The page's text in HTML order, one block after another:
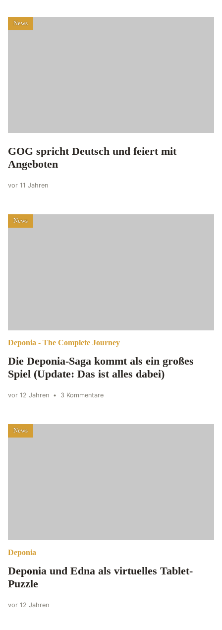
News
GOG spricht Deutsch und feiert mit
Angeboten
vor 11 Jahren
News
Deponia - The Complete Journey
Die Deponia-Saga kommt als ein großes
Spiel (Update: Das ist alles dabei)
vor 12 Jahren • 3 Kommentare
News
Deponia
Deponia und Edna als virtuelles Tablet-
Puzzle
vor 12 Jahren